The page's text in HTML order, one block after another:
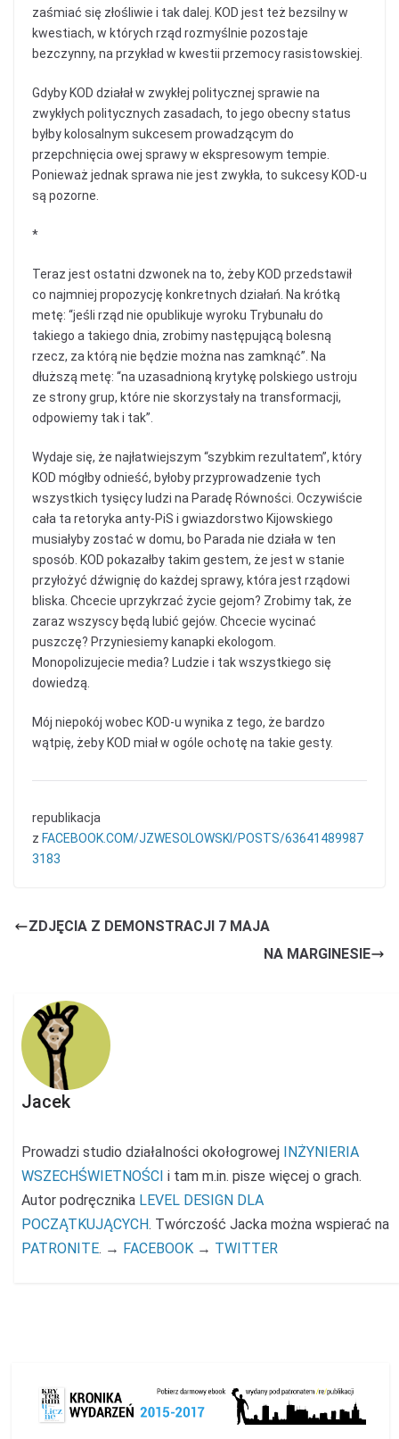
zaśmiać się złośliwie i tak dalej. KOD jest też bezsilny w
kwestiach, w których rząd rozmyślnie pozostaje
bezczynny, na przykład w kwestii przemocy rasistowskiej.
Gdyby KOD działał w zwykłej politycznej sprawie na
zwykłych politycznych zasadach, to jego obecny status
byłby kolosalnym sukcesem prowadzącym do
przepchnięcia owej sprawy w ekspresowym tempie.
Ponieważ jednak sprawa nie jest zwykła, to sukcesy KOD-u
są pozorne.
*
Teraz jest ostatni dzwonek na to, żeby KOD przedstawił
co najmniej propozycję konkretnych działań. Na krótką
metę: “jeśli rząd nie opublikuje wyroku Trybunału do
takiego a takiego dnia, zrobimy następującą bolesną
rzecz, za którą nie będzie można nas zamknąć”. Na
dłuższą metę: “na uzasadnioną krytykę polskiego ustroju
ze strony grup, które nie skorzystały na transformacji,
odpowiemy tak i tak”.
Wydaje się, że najłatwiejszym “szybkim rezultatem”, który
KOD mógłby odnieść, byłoby przyprowadzenie tych
wszystkich tysięcy ludzi na Paradę Równości. Oczywiście
cała ta retoryka anty-PiS i gwiazdorstwo Kijowskiego
musiałyby zostać w domu, bo Parada nie działa w ten
sposób. KOD pokazałby takim gestem, że jest w stanie
przyłożyć dźwignię do każdej sprawy, która jest rządowi
bliska. Chcecie uprzykrzać życie gejom? Zrobimy tak, że
zaraz wszyscy będą lubić gejów. Chcecie wycinać
puszczę? Przyniesiemy kanapki ekologom.
Monopolizujecie media? Ludzie i tak wszystkiego się
dowiedzą.
Mój niepokój wobec KOD-u wynika z tego, że bardzo
wątpię, żeby KOD miał w ogóle ochotę na takie gesty.
republikacja
z FACEBOOK.COM/JZWESOLOWSKI/POSTS/63641489987
3183
ZDJĘCIA Z DEMONSTRACJI 7 MAJA
NA MARGINESIE
Jacek
Prowadzi studio działalności okołogrowej
INŻYNIERIA
WSZECHŚWIETNOŚCI i tam m.in. pisze więcej o grach.
Autor podręcznika LEVEL DESIGN DLA
POCZĄTKUJĄCYCH. Twórczość Jacka można wspierać na
PATRONITE. → FACEBOOK → TWITTER